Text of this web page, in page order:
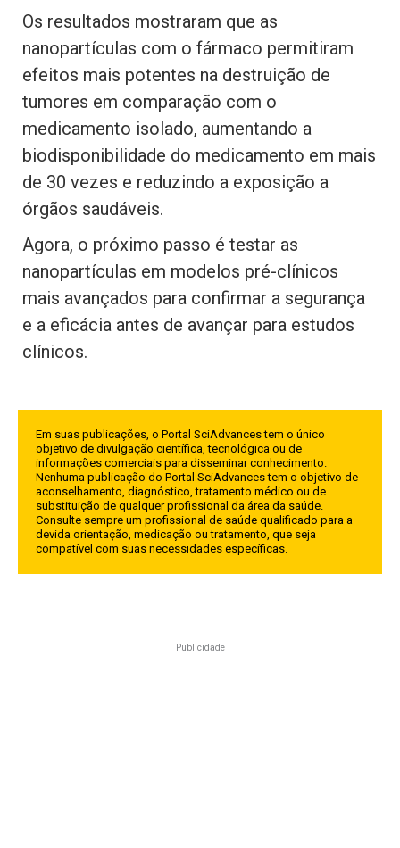
Os resultados mostraram que as
nanopartículas com o fármaco permitiram
efeitos mais potentes na destruição de
tumores em comparação com o
medicamento isolado, aumentando a
biodisponibilidade do medicamento em mais
de 30 vezes e reduzindo a exposição a
órgãos saudáveis.
Agora, o próximo passo é testar as
nanopartículas em modelos pré-clínicos
mais avançados para confirmar a segurança
e a eficácia antes de avançar para estudos
clínicos.
Em suas publicações, o Portal SciAdvances tem o único
objetivo de divulgação científica, tecnológica ou de
informações comerciais para disseminar conhecimento.
Nenhuma publicação do Portal SciAdvances tem o objetivo de
aconselhamento, diagnóstico, tratamento médico ou de
substituição de qualquer profissional da área da saúde.
Consulte sempre um profissional de saúde qualificado para a
devida orientação, medicação ou tratamento, que seja
compatível com suas necessidades específicas.
Publicidade